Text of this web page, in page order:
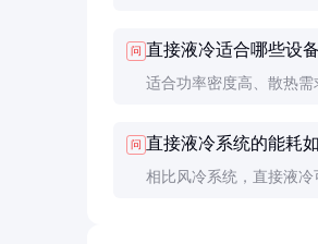
低。
问 直接液冷适合哪些设
适合功率密度高、散热
问 直接液冷系统的能耗
相比风冷系统，直接液冷